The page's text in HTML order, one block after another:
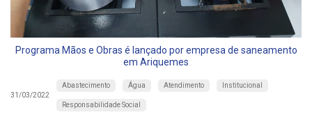
Programa Mãos e Obras é lançado por empresa de saneamento
em Ariquemes
31/03/2022
Abastecimento Água Atendimento Institucional
Responsabilidade Social